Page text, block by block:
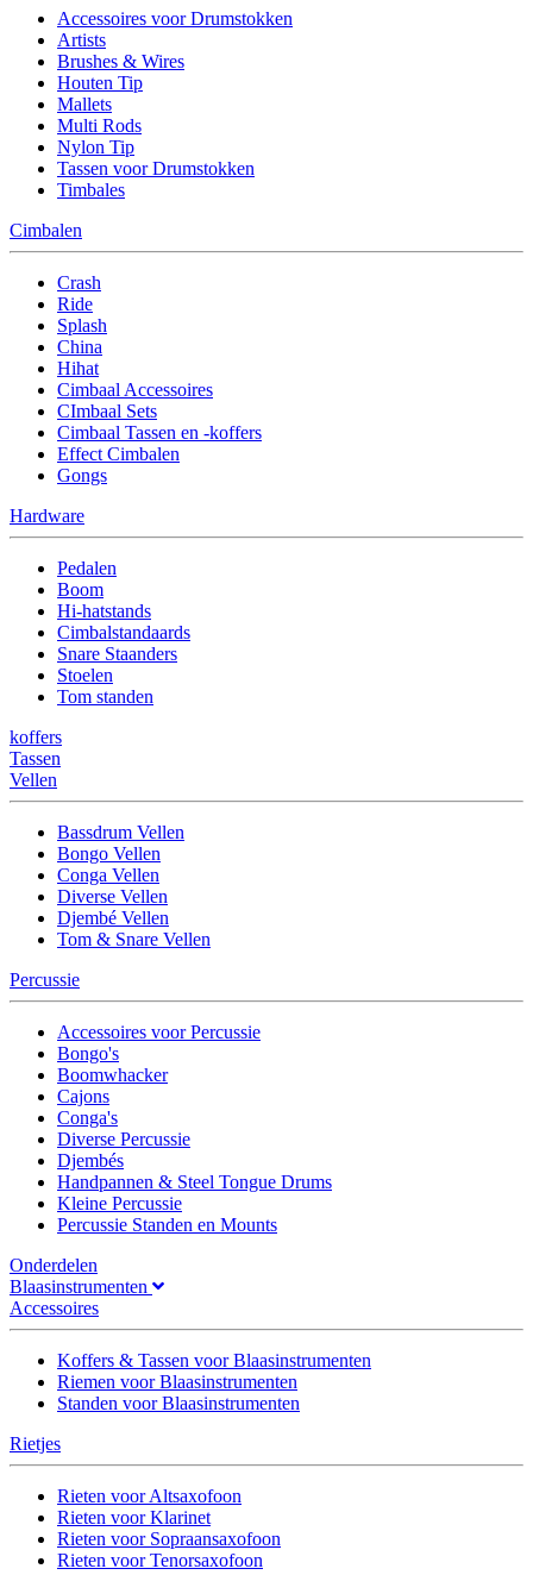
Accessoires voor Drumstokken
Artists
Brushes & Wires
Houten Tip
Mallets
Multi Rods
Nylon Tip
Tassen voor Drumstokken
Timbales
Cimbalen
Crash
Ride
Splash
China
Hihat
Cimbaal Accessoires
CImbaal Sets
Cimbaal Tassen en -koffers
Effect Cimbalen
Gongs
Hardware
Pedalen
Boom
Hi-hatstands
Cimbalstandaards
Snare Staanders
Stoelen
Tom standen
koffers
Tassen
Vellen
Bassdrum Vellen
Bongo Vellen
Conga Vellen
Diverse Vellen
Djembé Vellen
Tom & Snare Vellen
Percussie
Accessoires voor Percussie
Bongo's
Boomwhacker
Cajons
Conga's
Diverse Percussie
Djembés
Handpannen & Steel Tongue Drums
Kleine Percussie
Percussie Standen en Mounts
Onderdelen
Blaasinstrumenten
Accessoires
Koffers & Tassen voor Blaasinstrumenten
Riemen voor Blaasinstrumenten
Standen voor Blaasinstrumenten
Rietjes
Rieten voor Altsaxofoon
Rieten voor Klarinet
Rieten voor Sopraansaxofoon
Rieten voor Tenorsaxofoon